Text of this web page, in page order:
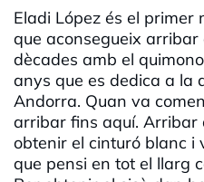
Eladi López és el
que aconsegueix
dècades amb el
anys que es dedica a la
Andorra. Quan va
arribar fins aquí. Arribar
obtenir el cinturó blanc i
que pensi en tot el llarg